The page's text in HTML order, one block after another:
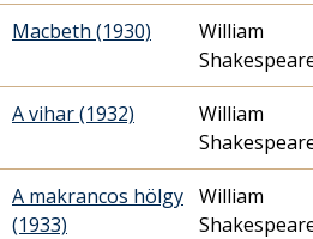
Macbeth (1930)
William
A vihar (1932)
William
A makrancos hölgy
(1933)
William